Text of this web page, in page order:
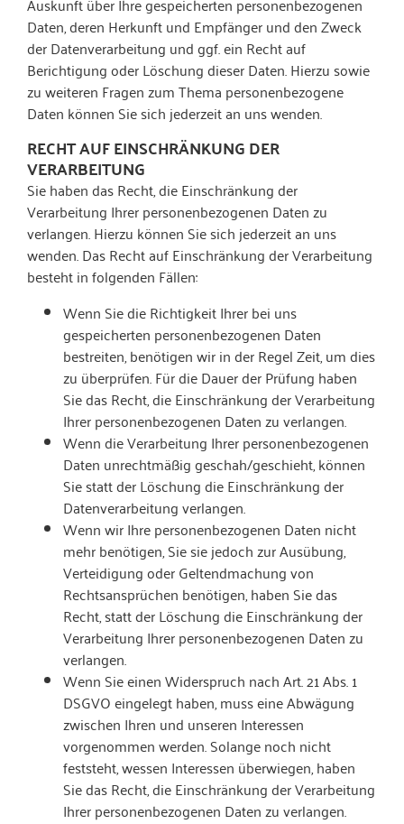
Daten, deren Herkunft und Empfänger und den Zweck
der Datenverarbeitung und ggf. ein Recht auf
Berichtigung oder Löschung dieser Daten. Hierzu sowie
zu weiteren Fragen zum Thema personenbezogene
Daten können Sie sich jederzeit an uns wenden.
RECHT AUF EINSCHRÄNKUNG DER
VERARBEITUNG
Sie haben das Recht, die Einschränkung der
Verarbeitung Ihrer personenbezogenen Daten zu
verlangen. Hierzu können Sie sich jederzeit an uns
wenden. Das Recht auf Einschränkung der Verarbeitung
besteht in folgenden Fällen:
Wenn Sie die Richtigkeit Ihrer bei uns
gespeicherten personenbezogenen Daten
bestreiten, benötigen wir in der Regel Zeit, um dies
zu überprüfen. Für die Dauer der Prüfung haben
Sie das Recht, die Einschränkung der Verarbeitung
Ihrer personenbezogenen Daten zu verlangen.
Wenn die Verarbeitung Ihrer personenbezogenen
Daten unrechtmäßig geschah/geschieht, können
Sie statt der Löschung die Einschränkung der
Datenverarbeitung verlangen.
Wenn wir Ihre personenbezogenen Daten nicht
mehr benötigen, Sie sie jedoch zur Ausübung,
Verteidigung oder Geltendmachung von
Rechtsansprüchen benötigen, haben Sie das
Recht, statt der Löschung die Einschränkung der
Verarbeitung Ihrer personenbezogenen Daten zu
verlangen.
Wenn Sie einen Widerspruch nach Art. 21 Abs. 1
DSGVO eingelegt haben, muss eine Abwägung
zwischen Ihren und unseren Interessen
vorgenommen werden. Solange noch nicht
feststeht, wessen Interessen überwiegen, haben
Sie das Recht, die Einschränkung der Verarbeitung
Ihrer personenbezogenen Daten zu verlangen.